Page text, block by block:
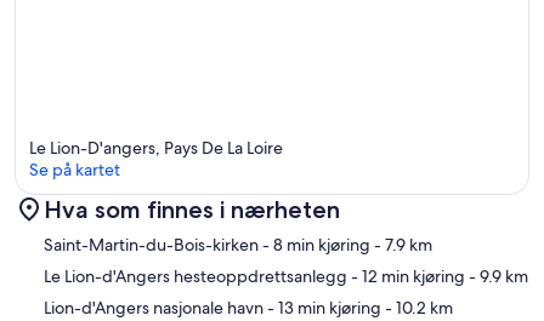
Kart
Le Lion-D'angers, Pays De La Loire
Se på kartet
Hva som finnes i nærheten
Saint-Martin-du-Bois-kirken- 8 min kjøring - 7.9 km
Le Lion-d'Angers hesteoppdrettsanlegg - 12 min kjøring - 9.9 km
Lion-d'Angers nasjonale havn- 13 min kjøring - 10.2 km